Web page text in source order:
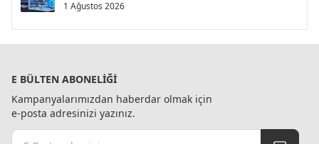
1 Ağustos 2026
E BÜLTEN ABONELIĞI
Kampanyalarımızdan haberdar olmak için
e-posta adresinizi yazınız.